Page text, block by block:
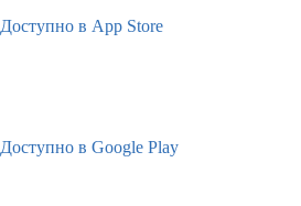
Доступно в App Store
Доступно в Google Play